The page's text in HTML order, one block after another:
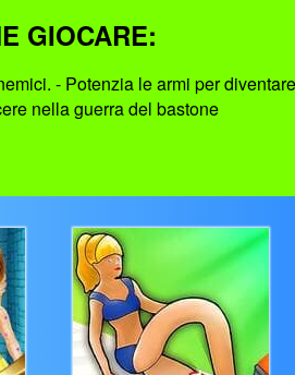
GIOCARE:
- Potenzia le armi per
nella guerra del bastone